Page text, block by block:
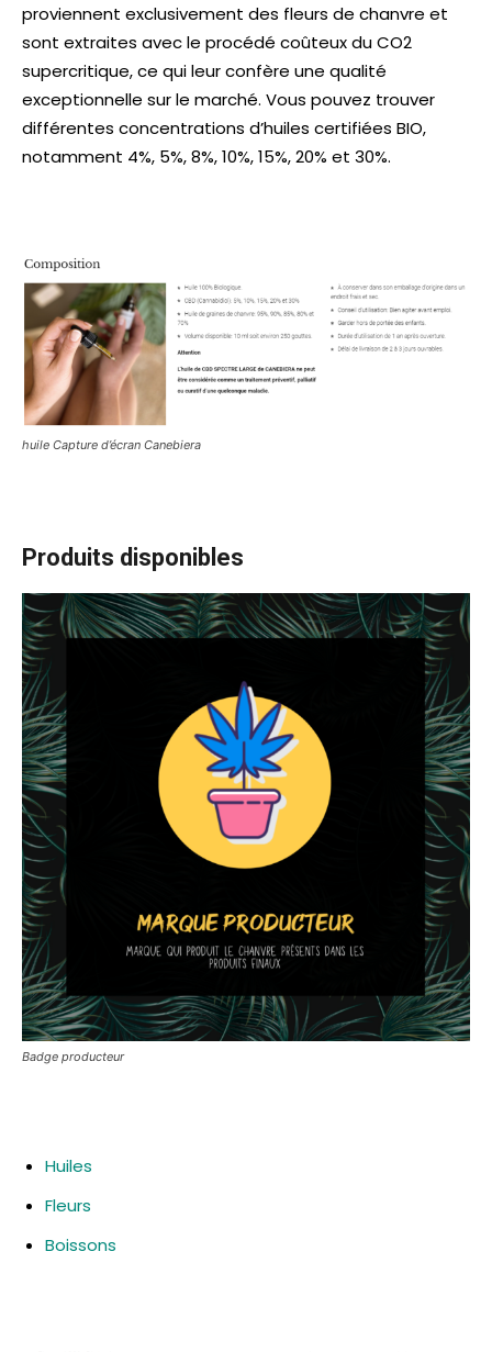
proviennent exclusivement des fleurs de chanvre et
sont extraites avec le procédé coûteux du CO2
supercritique, ce qui leur confère une qualité
exceptionnelle sur le marché. Vous pouvez trouver
différentes concentrations d’huiles certifiées BIO,
notamment 4%, 5%, 8%, 10%, 15%, 20% et 30%.
huile Capture d’écran Canebiera
Produits disponibles
Badge producteur
Huiles
Fleurs
Boissons